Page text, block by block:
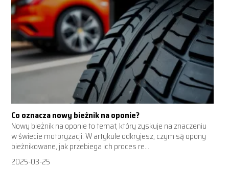
Co oznacza nowy bieżnik na oponie?
Nowy bieżnik na oponie to temat, który zyskuje na znaczeniu
w świecie motoryzacji. W artykule odkryjesz, czym są opony
bieżnikowane, jak przebiega ich proces re...
2025-03-25